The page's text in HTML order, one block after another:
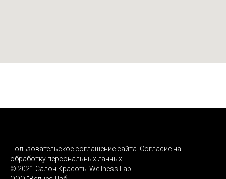
Пользовательское соглашение сайта. Согласие на
обработку персональных данных
© 2021 Салон Красоты Wellness Lab